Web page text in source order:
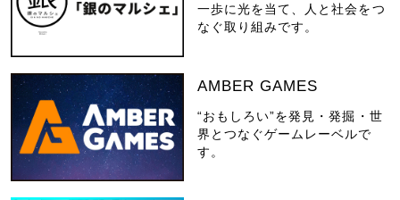
一歩に光を当て、人と社会をつ
なぐ取り組みです。
AMBER GAMES
“おもしろい”を発見・発掘・世
界とつなぐゲームレーベルで
す。